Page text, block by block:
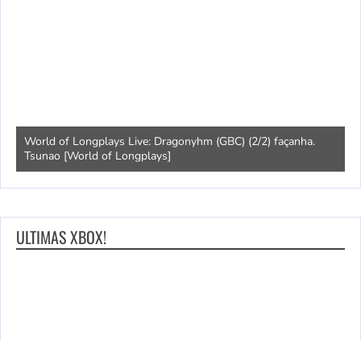
World of Longplays Live: Dragonyhm (GBC) (2/2) façanha.
Tsunao [World of Longplays]
ULTIMAS XBOX!